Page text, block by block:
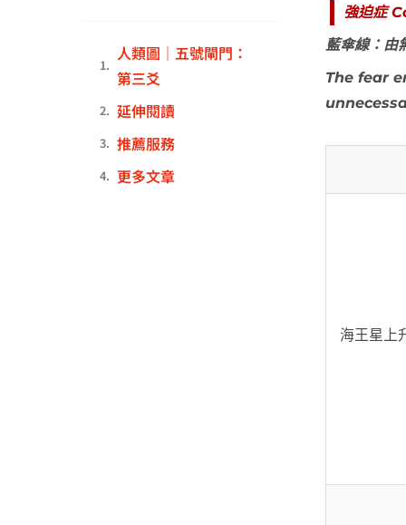
人類圖｜五號閘門：
第三爻
延伸閱讀
推薦服務
更多文章
強迫症
藍傘線：由
The fear
海王星上